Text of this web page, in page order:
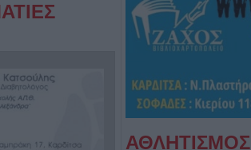
ΑΘΛΗΤΙΣΜΟΣ